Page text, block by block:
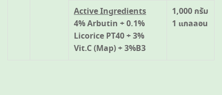
Active Ingredients
4% Arbutin + 0.1%
Licorice PT40 + 3%
Vit.C (Map) + 3%B3
1,000 กรัม
1 แกลลอน